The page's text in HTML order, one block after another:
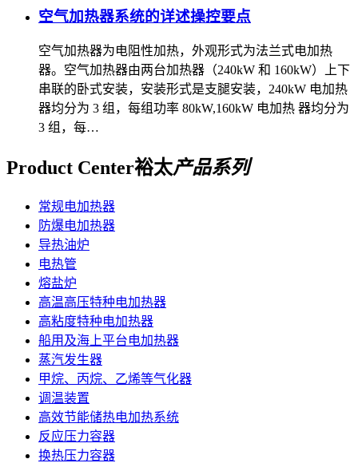
空气加热器系统的详述操控要点
空气加热器为电阻性加热，外观形式为法兰式电加热
器。空气加热器由两台加热器（240kW 和 160kW）上下
串联的卧式安装，安装形式是支腿安装，240kW 电加热
器均分为 3 组，每组功率 80kW,160kW 电加热 器均分为
3 组，每…
Product Center裕太产品系列
常规电加热器
防爆电加热器
导热油炉
电热管
熔盐炉
高温高压特种电加热器
高粘度特种电加热器
船用及海上平台电加热器
蒸汽发生器
甲烷、丙烷、乙烯等气化器
调温装置
高效节能储热电加热系统
反应压力容器
换热压力容器